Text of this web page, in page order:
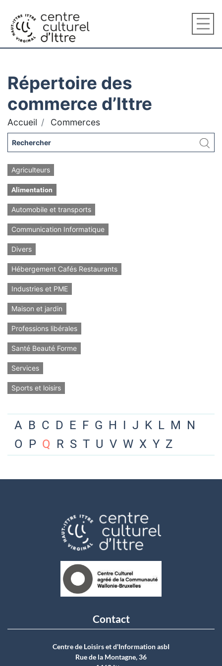
Répertoire des
commerce d’Ittre
Accueil Commerces
Agriculteurs
Alimentation
Automobile et transports
Communication Informatique
Divers
Hébergement Cafés Restaurants
Industries et PME
Maison et jardin
Professions libérales
Santé Beauté Forme
Services
Sports et loisirs
A B C D E F G H I J K L M N
O P Q R S T U V W X Y Z
Contact
Centre de Loisirs et d'Information asbI
Rue de la Montagne, 36